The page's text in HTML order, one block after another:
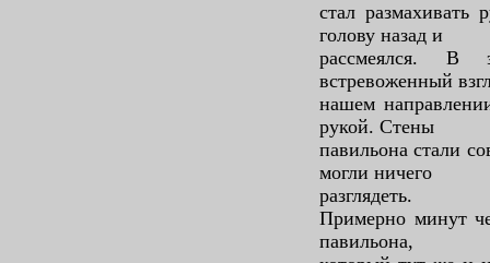
стал размахивать
голову назад и
рассмеялся. В
встревоженный
нашем
рукой. Стены
павильона стали
могли ничего
разглядеть.
Примерно минут
павильона,